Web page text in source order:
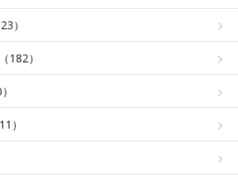
）
182）
）